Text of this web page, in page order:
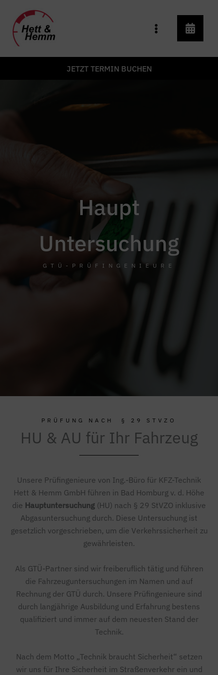
Inhalt
springen
JETZT TERMIN BUCHEN
Haupt
Untersuchung
GTÜ-PRÜFINGENIEURE
PRÜFUNG NACH § 29 STVZO
HU & AU für Ihr Fahrzeug
Unsere Prüfingenieure von Ing.-Büro für KFZ-Technik
Hett & Hemm GmbH führen in Bad Homburg v. d. Höhe
die Hauptuntersuchung (HU) nach § 29 StVZO inklusive
Abgasuntersuchung durch. Diese Untersuchung ist
gesetzlich vorgeschrieben, um die Verkehrssicherheit zu
gewährleisten.
Als GTÜ-Partner sind wir freiberuflich tätig und führen
die Fahrzeuguntersuchungen im Namen und auf
Rechnung der GTÜ durch. Unsere Prüfingenieure sind
durch langjährige Ausbildung und Erfahrung bestens
qualifiziert und immer auf dem neuesten Stand der
Technik.
Nach dem Motto „Technik braucht Sicherheit“ setzen
wir uns für Ihre Sicherheit im Straßenverkehr ein und